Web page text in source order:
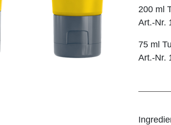
200 ml
Art.-Nr.
75 ml
Art.-Nr.